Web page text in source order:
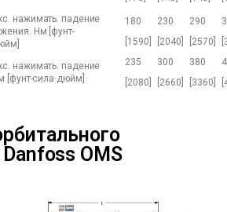
нажимать. падение
Нм [фунт-
180 230 290
[1590]
[2040] [2570]
нажимать. падение
[фунт-сила·дюйм]
235 300 380
[2080]
[2660] [3360]
OMS